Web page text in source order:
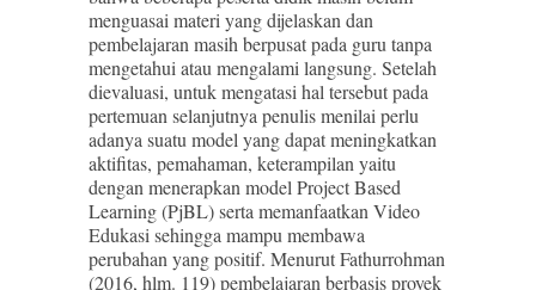
menguasai materi yang dijelaskan dan
pembelajaran masih berpusat pada guru tanpa
mengetahui atau mengalami langsung. Setelah
dievaluasi, untuk mengatasi hal tersebut pada
pertemuan selanjutnya penulis menilai perlu
adanya suatu model yang dapat meningkatkan
aktifitas, pemahaman, keterampilan yaitu
dengan menerapkan model Project Based
Learning (PjBL) serta memanfaatkan Video
Edukasi sehingga mampu membawa
perubahan yang positif. Menurut Fathurrohman
(2016, hlm. 119) pembelajaran berbasis proyek